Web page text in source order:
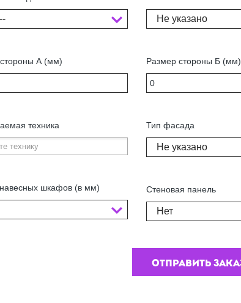
А (мм)
техника
шкафов (в мм)
Не указано
Размер стороны Б (мм)
Тип фасада
Не указано
Стеновая панель
Нет